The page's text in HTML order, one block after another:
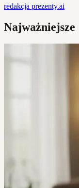
redakcja prezenty.ai
Najważniejsze